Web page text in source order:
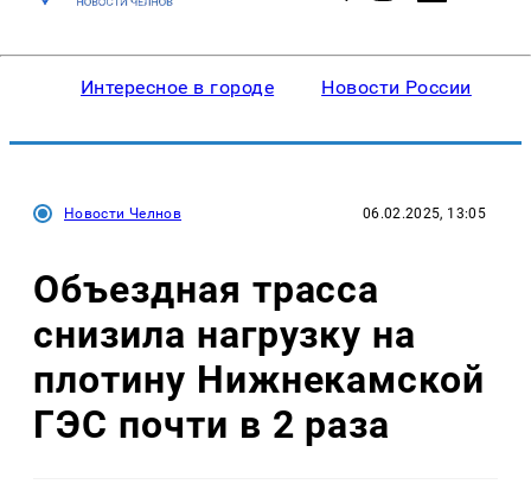
Интересное в городе Новости России
Новости Челнов 06.02.2025, 13:05
Объездная трасса
снизила нагрузку на
плотину Нижнекамской
ГЭС почти в 2 раза